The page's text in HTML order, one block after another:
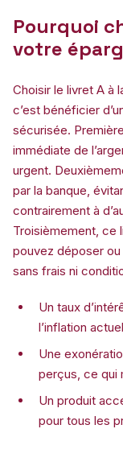
Pourquoi
votre
Choisir le livret A à
c’est bénéficier
sécurisée.
immédiate de
urgent.
par la banque,
contrairement à
Troisièmement, ce
pouvez déposer
sans frais ni
Un taux
l’inflation
Une
perçus, ce qui
Un produit
pour tous les